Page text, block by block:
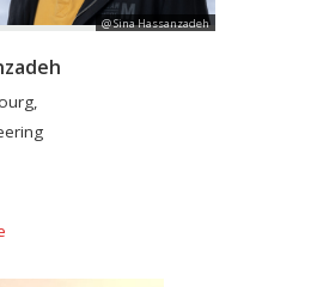
@ Sina Hassanzadeh